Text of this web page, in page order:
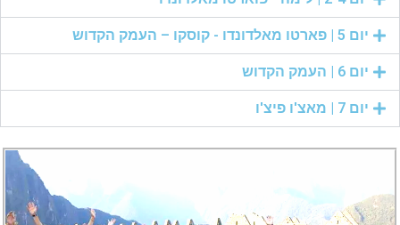
יום 5 | פארטו מאלדונדו - קוסקו – העמק הקדוש
יום 6 | העמק הקדוש
יום 7 | מאצ'ו פיצ'ו